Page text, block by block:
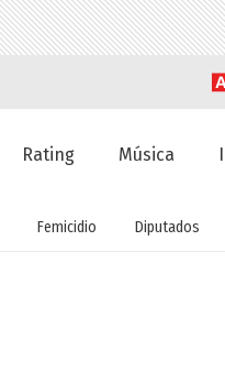
Rating Música
Femicidio Diputados